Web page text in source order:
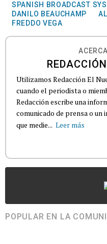
SPANISH BROADCAST
DANILO BEAUCHAMP
FREDDO VEGA
Utilizamos Redacción El
cuando el periodista o
Redacción escribe una
comunicado de prensa o un
que medie... Leer más
POPULAR EN LA